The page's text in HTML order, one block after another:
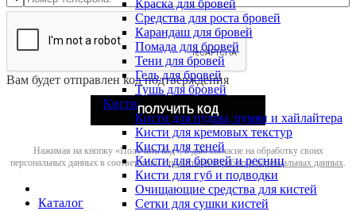
Краска для бровей
Средства для роста бровей
Карандаш для бровей
Помада для бровей
Тени для бровей
Гель для бровей
Тушь для бровей
Кисти
Кисти для пудры, румян и хайлайтера
Кисти для кремовых текстур
Кисти для теней
Кисти для бровей и ресниц
Кисти для губ и подводки
Очищающие средства для кистей
Сетки для сушки кистей
Вам будет отправлен код подтверждения
ПОЛУЧИТЬ КОД
Нажимая на кнопку «Получить код», я даю согласие на обработку своих
персональных данных в соответствии сполитикой обработки персональных данных.
Каталог